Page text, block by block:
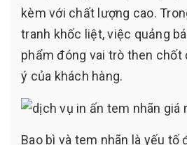
kèm với chất lượng cao.
tranh khốc liệt, việc quảng
phẩm đóng vai trò then chốt
ý của khách hàng.
Bao bì và tem nhãn là yếu tố